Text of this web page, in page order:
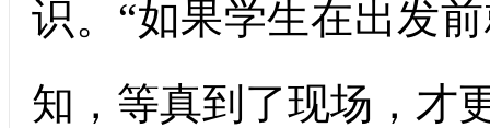
识。“如果学生在出发
知，等真到了现场，才